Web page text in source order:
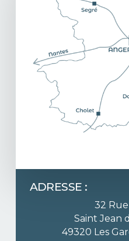
ADRESSE :
32
Saint Jean
49320 Les